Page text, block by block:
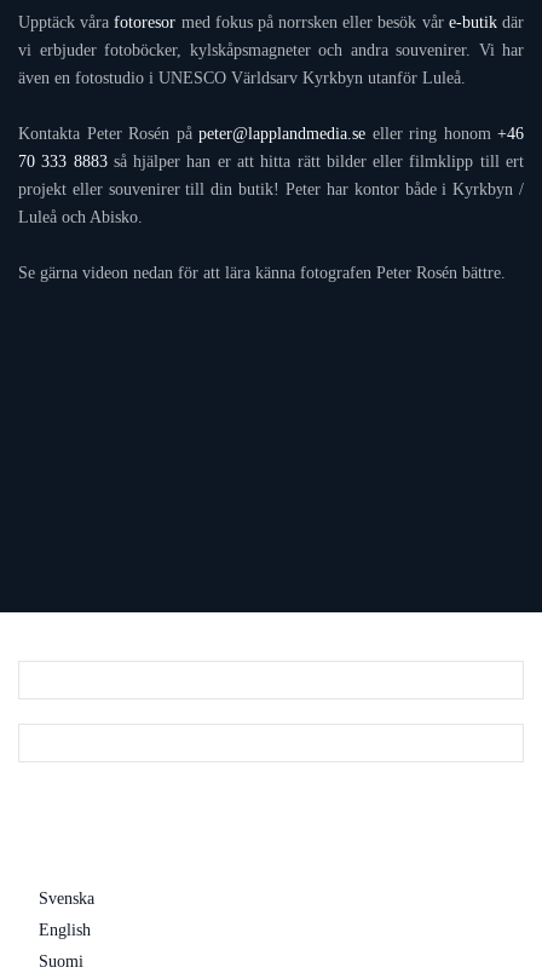
Upptäck vårafotoresor med fokus på norrsken eller besök vår e-butikdär
vi erbjuder fotoböcker, kylskåpsmagneter och andra souvenirer. Vi har
även en fotostudio i UNESCO Världsarv Kyrkbyn utanför Luleå.
Kontakta Peter Rosén på peter@lapplandmedia.se eller ring honom +46
70 333 8883så hjälper han er att hitta rätt bilder eller filmklipp till ert
projekt eller souvenirer till din butik! Peter har kontor både i Kyrkbyn /
Luleå och Abisko.
Se gärna videon nedan för att lära känna fotografen Peter Rosén bättre.
Svenska
English
Suomi